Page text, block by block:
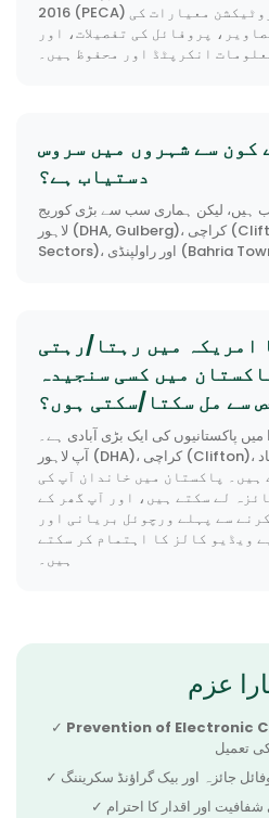
2016 (PECA) اور بین الاقوامی ڈیٹا پروٹیکشن معیارات کی
پروفائل کی تفصیلات، اور
انکرپٹڈ اور محفوظ ہیں۔
کون سے شہروں میں سروس
دستیاب ہے؟
ہیں، لیکن ہماری سب سے بڑی کوریج
لاہور (DHA, Gulberg)، کراچی (Clifton, DHA)، اسلام آباد (F-
امریکہ میں رہتا/رہتی
میں کسی سنجیدہ
سے مل سکتا/سکتی ہوں؟
میں پاکستانیوں کی ایک بڑی آبادی ہے۔
آپ لاہور (DHA)، کراچی (Clifton)، یا اسلام آباد (F-Sectors) میں
ہیں۔ پاکستان میں خاندان آپ کی
لے سکتے ہیں، اور آپ گھر کے
سے پہلے ورچوئل بریانی اور
ویڈیو کالز کا اہتمام کر سکتے
ہیں۔
عزم
✓ Prevention of Electronic
تعمیل
جائزہ اور بیک گراؤنڈ سکریننگ
اور اقدار کا احترام